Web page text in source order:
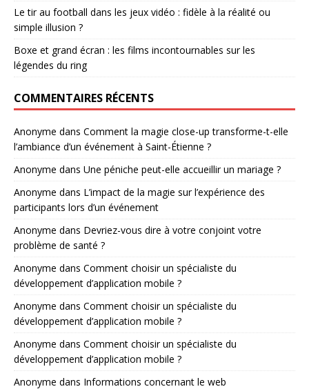
Le tir au football dans les jeux vidéo : fidèle à la réalité ou
simple illusion ?
Boxe et grand écran : les films incontournables sur les
légendes du ring
COMMENTAIRES RÉCENTS
Anonyme dans Comment la magie close-up transforme-t-elle
l’ambiance d’un événement à Saint-Étienne ?
Anonyme dans Une péniche peut-elle accueillir un mariage ?
Anonyme dans L’impact de la magie sur l’expérience des
participants lors d’un événement
Anonyme dans Devriez-vous dire à votre conjoint votre
problème de santé ?
Anonyme dans Comment choisir un spécialiste du
développement d’application mobile ?
Anonyme dans Comment choisir un spécialiste du
développement d’application mobile ?
Anonyme dans Comment choisir un spécialiste du
développement d’application mobile ?
Anonyme dans Informations concernant le web